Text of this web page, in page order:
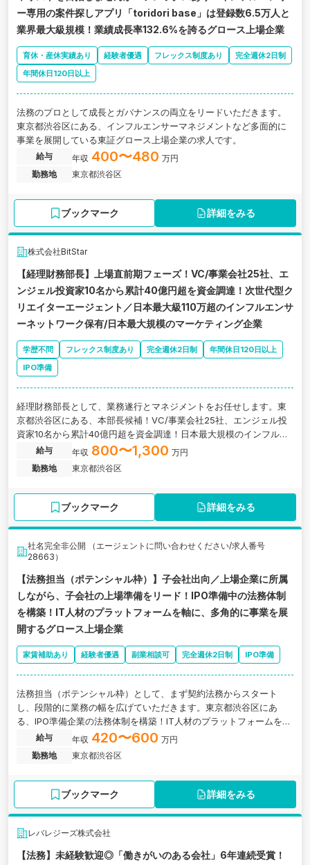
ー専用の案件探しアプリ「toridori base」は登録数6.5万人と
業界最大級規模！業績成長率132.6%を誇るグロース上場企業
育休・産休実績あり 経験者優遇 フレックス制度あり
完全週休2日制
年間休日120日以上
法務のプロとして成長とガバナンスの両立をリードいただきます。
東京都渋谷区にある、インフルエンサーマネジメントなど多面的に
事業を展開している東証グロース上場企業の求人です。
給与 年収 400〜480 万円
勤務地
東京都渋谷区
ブックマーク 詳細をみる
株式会社BitStar
【経理財務部長】上場直前期フェーズ！VC/事業会社25社、エ
ンジェル投資家10名から累計40億円超を資金調達！次世代型ク
リエイターエージェント／日本最大級110万超のインフルエンサ
ーネットワーク保有/日本最大規模のマーケティング企業
学歴不問 フレックス制度あり 完全週休2日制
年間休日120日以上
IPO準備
経理財務部長として、業務遂行とマネジメントをお任せします。東
京都渋谷区にある、本部長候補！VC/事業会社25社、エンジェル投
資家10名から累計40億円超を資金調達！日本最大規模のインフルエ
ンサーマーケティング企業の求人です。
給与 年収 800〜1,300 万円
勤務地
東京都渋谷区
ブックマーク 詳細をみる
社名完全非公開 （エージェントに問い合わせください/求人番号
28663）
【法務担当（ポテンシャル枠）】子会社出向／上場企業に所属
しながら、子会社の上場準備をリード！IPO準備中の法務体制
を構築！IT人材のプラットフォームを軸に、多角的に事業を展
開するグロース上場企業
家賃補助あり 経験者優遇 副業相談可 完全週休2日制 IPO準備
法務担当（ポテンシャル枠）として、まず契約法務からスタート
し、段階的に業務の幅を広げていただきます。東京都渋谷区にあ
る、IPO準備企業の法務体制を構築！IT人材のプラットフォームを軸
に、多角的に事業を展開するグロース上場企業の求人です。
給与 年収 420〜600 万円
勤務地
東京都渋谷区
ブックマーク 詳細をみる
レバレジーズ株式会社
【法務】未経験歓迎◎「働きがいのある会社」6年連続受賞！